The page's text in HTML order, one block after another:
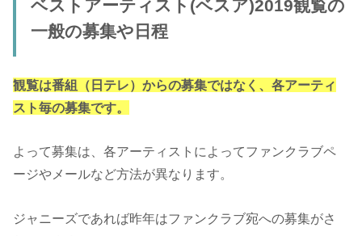
ベストアーティスト(ベスア)2019観覧の
一般の募集や日程
観覧は番組（日テレ）からの募集ではなく、各アーティ
スト毎の募集です。
よって募集は、各アーティストによってファンクラブペ
ージやメールなど方法が異なります。
ジャニーズであれば昨年はファンクラブ宛への募集がさ